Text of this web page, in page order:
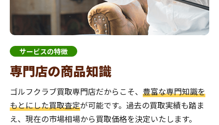
サービスの特徴
専門店の商品知識
ゴルフクラブ買取専門店だからこそ、 豊富な専門知識を
もとにした買取査定が可能です。過去の買取実績も踏ま
え、現在の市場相場から買取価格を決定いたします。